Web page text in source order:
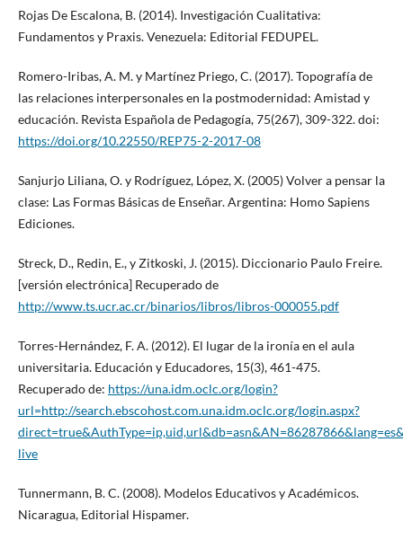
Rojas De Escalona, B. (2014). Investigación Cualitativa:
Fundamentos y Praxis. Venezuela: Editorial FEDUPEL.
Romero-Iribas, A. M. y Martínez Priego, C. (2017). Topografía de
las relaciones interpersonales en la postmodernidad: Amistad y
educación. Revista Española de Pedagogía, 75(267), 309-322. doi:
https://doi.org/10.22550/REP75-2-2017-08
Sanjurjo Liliana, O. y Rodríguez, López, X. (2005) Volver a pensar la
clase: Las Formas Básicas de Enseñar. Argentina: Homo Sapiens
Ediciones.
Streck, D., Redin, E., y Zitkoski, J. (2015). Diccionario Paulo Freire.
[versión electrónica] Recuperado de
http://www.ts.ucr.ac.cr/binarios/libros/libros-000055.pdf
Torres-Hernández, F. A. (2012). El lugar de la ironía en el aula
universitaria. Educación y Educadores, 15(3), 461-475.
Recuperado de: https://una.idm.oclc.org/login?
url=http://search.ebscohost.com.una.idm.oclc.org/login.aspx?
live
Tunnermann, B. C. (2008). Modelos Educativos y Académicos.
Nicaragua, Editorial Hispamer.